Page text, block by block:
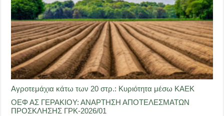
Αγροτεμάχια κάτω των 20 στρ.: Κυριότητα μέσω ΚΑΕΚ
ΟΕΦ ΑΣ ΓΕΡΑΚΙΟΥ: ΑΝΑΡΤΗΣΗ ΑΠΟΤΕΛΕΣΜΑΤΩΝ
ΠΡΟΣΚΛΗΣΗΣ ΓΡΚ-2026/01